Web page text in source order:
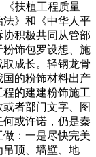
《扶植工程质量
》和《中华人平
积极共同从管部
饰包罗设想、施
成长。轻钢龙骨
的粉饰材料出产
的建建粉饰施工
者部门文字、图
或许诺，仍是秦
：一是尽快完美
顶、墙壁、地